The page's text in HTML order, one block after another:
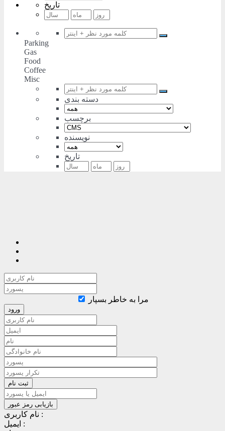
تاریخ
Parking
Gas
Food
Coffee
Misc
دسته بندی
برچسب
نویسنده
تاریخ
مرا به خاطر بسپار
نام کاربری :
ایمیل :